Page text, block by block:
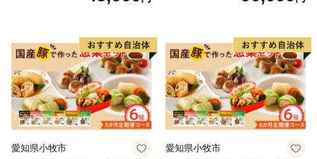
愛知県小牧市 愛知県小牧市